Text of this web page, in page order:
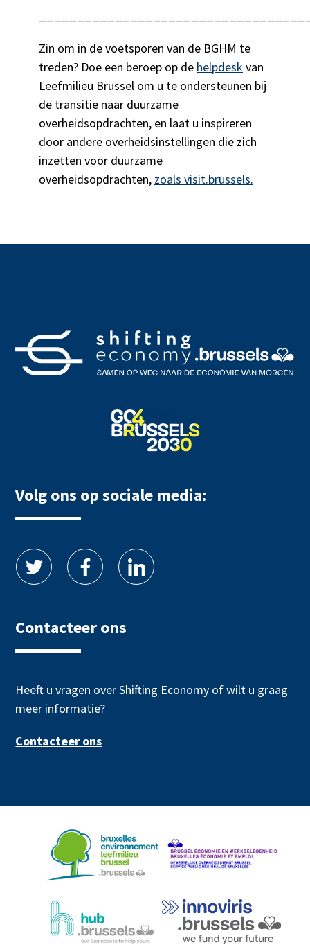
Zin om in de voetsporen van de BGHM te
treden? Doe een beroep op de helpdeskvan
Leefmilieu Brussel om u te ondersteunen bij
de transitie naar duurzame
overheidsopdrachten, en laat u inspireren
door andere overheidsinstellingen die zich
inzetten voor duurzame
overheidsopdrachten, zoals visit.brussels.
Volg ons op sociale media:
Contacteer ons
Heeft u vragen over Shifting Economy of wilt u graag
meer informatie?
Contacteer ons